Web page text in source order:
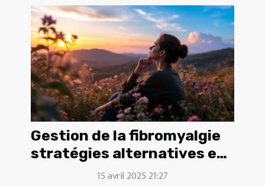
Gestion de la fibromyalgie
stratégies alternatives et
approches douces
15 avril 2025 21:27